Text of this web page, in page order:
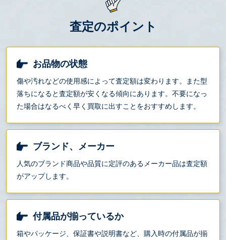
査定のポイント
お品物の状態
傷や汚れなどの使用感によって査定額は変わります。また型
落ちになると査定額が安くなる傾向にあります。不要になっ
た場合はなるべく早く買取に出すことをおすすめします。
ブランド、メーカー
人気のブランド商品や品質に定評のあるメーカー品は査定額
がアップします。
付属品が揃っているか
箱やパッケージ、保証書や説明書など、購入時の付属品が揃